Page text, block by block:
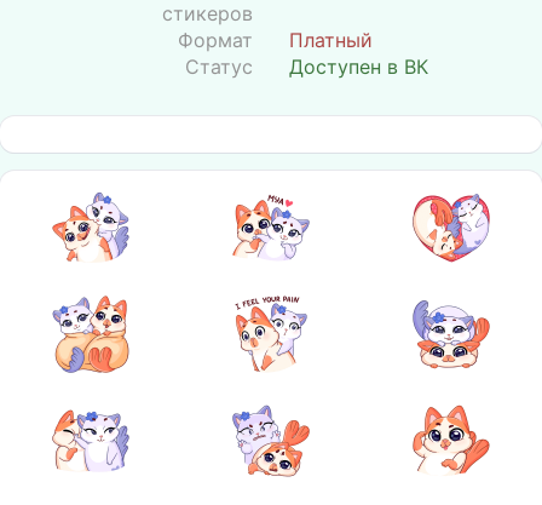
стикеров
Формат
Платный
Статус
Доступен в ВК